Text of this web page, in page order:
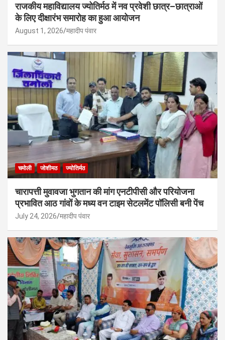
राजकीय महाविद्यालय ज्योतिर्मठ में नव प्रवेशी छात्र–छात्राओं
के लिए दीक्षारंभ समारोह का हुआ आयोजन
August 1, 2026 महादीप पंवार
चमोली जोशीमठ ज्योतिर्मठ
चारापत्ती मुवावजा भुगतान की मांग एनटीपीसी और परियोजना
प्रभावित आठ गांवों के मध्य वन टाइम सेटलमेंट पॉलिसी बनी पेंच
July 24, 2026 महादीप पंवार